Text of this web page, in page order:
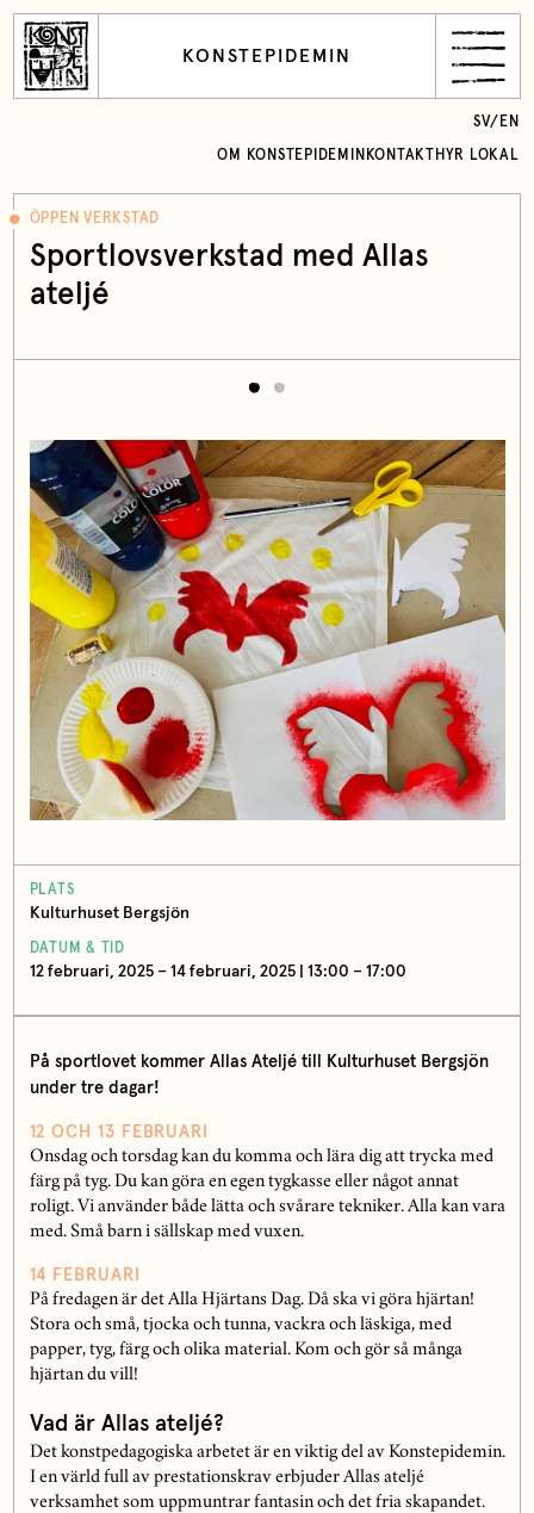
KONSTEPIDEMIN
OM KONSTEPIDEMIN KONTAKT HYR LOKAL
SV/ EN
ÖPPEN VERKSTAD
Sportlovsverkstad med Allas
ateljé
PLATS
Kulturhuset Bergsjön
DATUM & TID
12 februari, 2025 – 14 februari, 2025 | 13:00 – 17:00
På sportlovet kommer Allas Ateljé till Kulturhuset Bergsjön
under tre dagar!
12 OCH 13 FEBRUARI
Onsdag och torsdag kan du komma och lära dig att trycka med
färg på tyg. Du kan göra en egen tygkasse eller något annat
roligt. Vi använder både lätta och svårare tekniker. Alla kan vara
med. Små barn i sällskap med vuxen.
14 FEBRUARI
På fredagen är det Alla Hjärtans Dag. Då ska vi göra hjärtan!
Stora och små, tjocka och tunna, vackra och läskiga, med
papper, tyg, färg och olika material. Kom och gör så många
hjärtan du vill!
Vad är Allas ateljé?
Det konstpedagogiska arbetet är en viktig del av Konstepidemin.
I en värld full av prestationskrav erbjuder Allas ateljé
verksamhet som uppmuntrar fantasin och det fria skapandet.